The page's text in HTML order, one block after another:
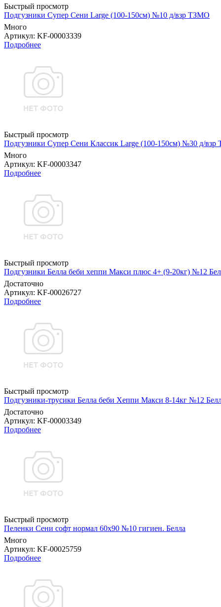
Быстрый просмотр
Подгузники Супер Сени Large (100-150см) №10 д/взр ТЗМО
Много
Артикул: KF-00003339
Подробнее
Быстрый просмотр
Подгузники Супер Сени Классик Large (100-150см) №30 д/
Много
Артикул: KF-00003347
Подробнее
Быстрый просмотр
Подгузники Белла беби хеппи Макси плюс 4+ (9-20кг) №12
Достаточно
Артикул: KF-00026727
Подробнее
Быстрый просмотр
Подгузники-трусики Белла беби Хеппи Макси 8-14кг №12
Достаточно
Артикул: KF-00003349
Подробнее
Быстрый просмотр
Пеленки Сени софт нормал 60х90 №10 гигиен. Белла
Много
Артикул: KF-00025759
Подробнее